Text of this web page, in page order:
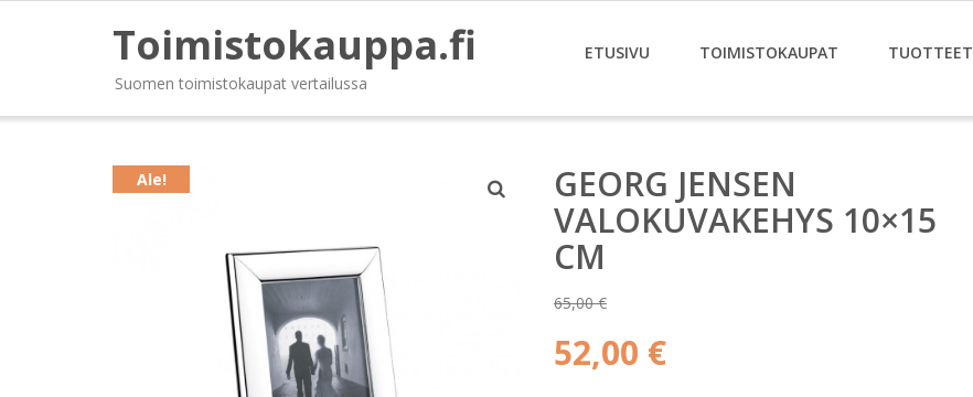
Toimistokauppa.fi
Suomen toimistokaupat vertailussa
ETUSIVU TOIMISTOKAUPAT TUOTTEET
Ale!
GEORG JENSEN
VALOKUVAKEHYS 10×15
CM
65,00€
Alkuperäinen
hinta
52,00 €